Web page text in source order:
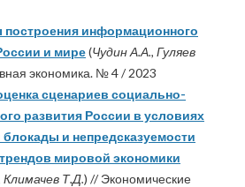
информационного
и мире(Чудин А.А., Гуляев
экономика. № 4 / 2023
сценариев социально-
развития России в условиях
и непредсказуемости
мировой экономики
Т.Д.) // Экономические